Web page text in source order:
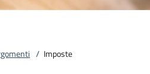
/ Imposte